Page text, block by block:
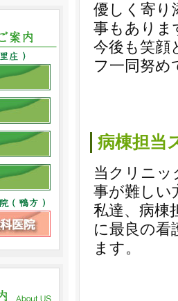
優しく寄り
事もありま
今後も笑顔
フ一同努め
病棟担当
当クリニッ
事が難しい
私達、病棟
に最良の看
ます。